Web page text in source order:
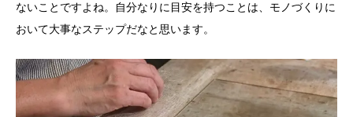
ないことですよね。自分なりに目安を持つことは、モノづくりに
おいて大事なステップだなと思います。